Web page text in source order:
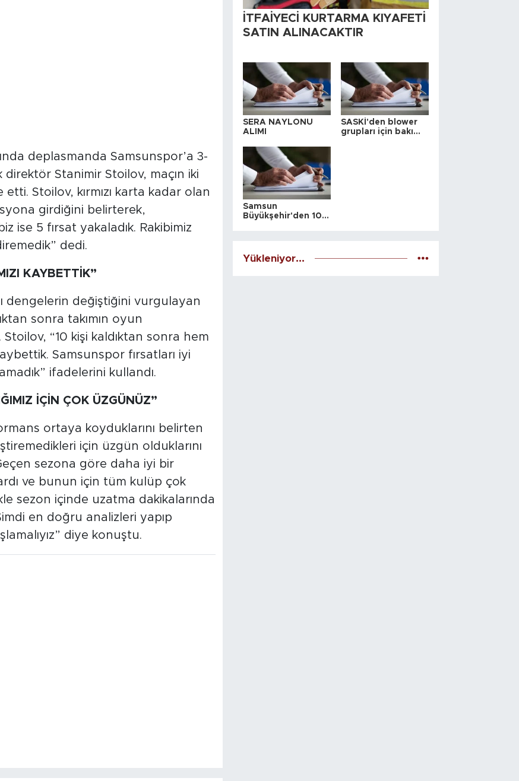
deplasmanda Samsunspor’a 3-
Stanimir Stoilov, maçın iki
Stoilov, kırmızı karta kadar olan
girdiğini belirterek,
ise 5 fırsat yakaladık. Rakibimiz
dedi.
KAYBETTİK”
dengelerin değiştiğini vurgulayan
sonra takımın oyun
Stoilov, “10 kişi kaldıktan sonra hem
Samsunspor fırsatları iyi
ifadelerini kullandı.
İÇİN ÇOK ÜZGÜNÜZ”
ortaya koyduklarını belirten
için üzgün olduklarını
sezona göre daha iyi bir
ve bunun için tüm kulüp çok
sezon içinde uzatma dakikalarında
en doğru analizleri yapıp
diye konuştu.
İTFAİYECİ KURTARMA KIYAFETİ
SATIN ALINACAKTIR
SERA NAYLONU
ALIMI
SASKİ'den blower
grupları için bakım
Samsun
Büyükşehir'den 10
Yükleniyor...